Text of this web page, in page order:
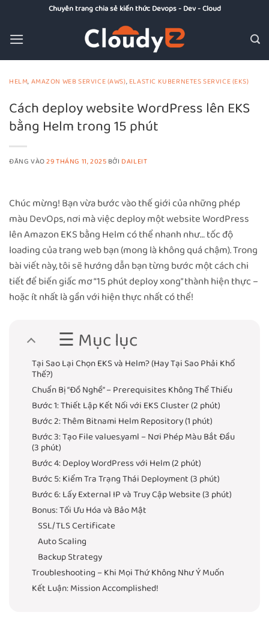
nội
Chuyên trang chia sẻ kiến thức Devops - Dev - Cloud
HELM, AMAZON WEB SERVICE (AWS), ELASTIC KUBERNETES SERVICE (EKS)
Cách deploy website WordPress lên EKS
bằng Helm trong 15 phút
ĐĂNG VÀO29 THÁNG 11, 2025 BỞI DAILEIT
Chúc mừng! Bạn vừa bước vào thế giới của những phép
màu DevOps, nơi mà việc deploy một website WordPress
lên Amazon EKS bằng Helm có thể nhanh như… tốc độ
loading của trang web bạn (mong là không quá chậm). Trong
bài viết này, tôi sẽ hướng dẫn bạn từng bước một cách chi
tiết để biến giấc mơ “15 phút deploy xong” thành hiện thực –
hoặc ít nhất là gần với hiện thực nhất có thể!
☰ Mục lục
Tại Sao Lại Chọn EKS và Helm? (Hay Tại Sao Phải Khổ
Thế?)
Chuẩn Bị “Đồ Nghề” – Prerequisites Không Thể Thiếu
Bước 1: Thiết Lập Kết Nối với EKS Cluster (2 phút)
Bước 2: Thêm Bitnami Helm Repository (1 phút)
Bước 3: Tạo File values.yaml – Nơi Phép Màu Bắt Đầu
(3 phút)
Bước 4: Deploy WordPress với Helm (2 phút)
Bước 5: Kiểm Tra Trạng Thái Deployment (3 phút)
Bước 6: Lấy External IP và Truy Cập Website (3 phút)
Bonus: Tối Ưu Hóa và Bảo Mật
SSL/TLS Certificate
Auto Scaling
Backup Strategy
Troubleshooting – Khi Mọi Thứ Không Như Ý Muốn
Kết Luận: Mission Accomplished!